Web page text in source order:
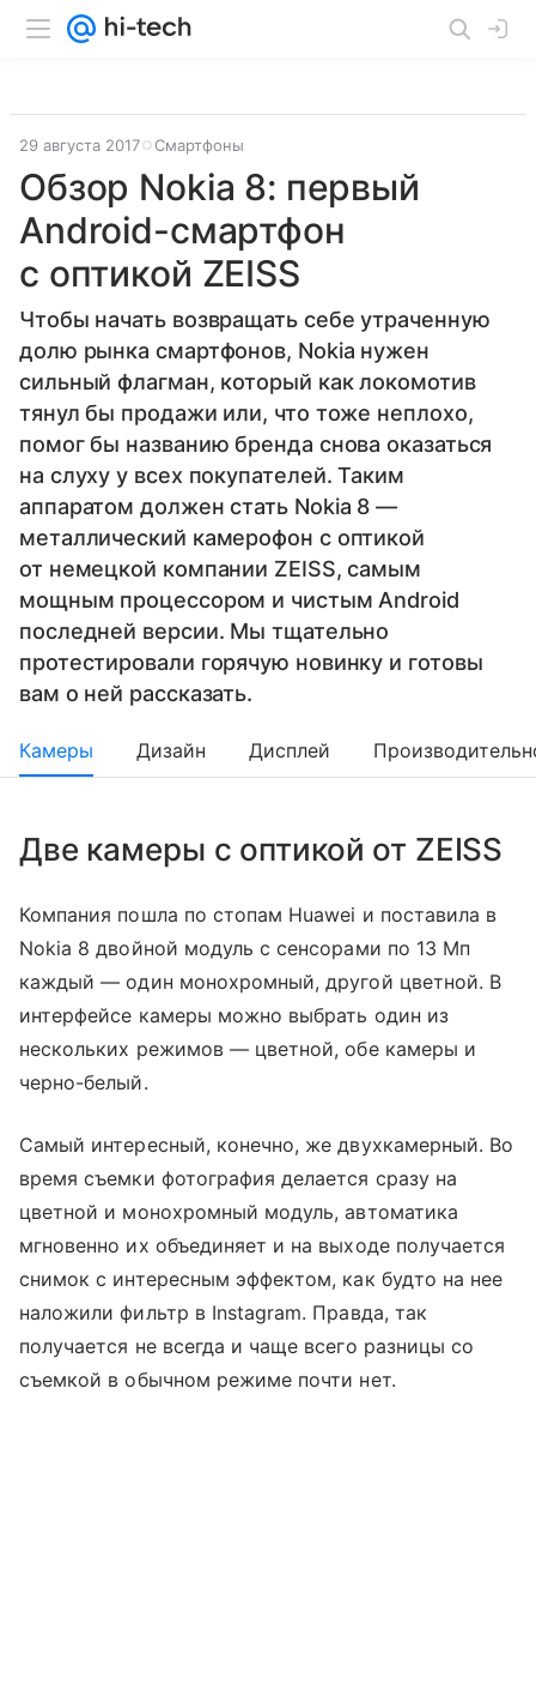
29 августа 2017 Смартфоны
Обзор Nokia 8: первый
Android-смартфон
с оптикой ZEISS
Чтобы начать возвращать себе утраченную
долю рынка смартфонов, Nokia нужен
сильный флагман, который как локомотив
тянул бы продажи или, что тоже неплохо,
помог бы названию бренда снова оказаться
на слуху у всех покупателей. Таким
аппаратом должен стать Nokia 8 —
металлический камерофон с оптикой
от немецкой компании ZEISS, самым
мощным процессором и чистым Android
последней версии. Мы тщательно
протестировали горячую новинку и готовы
вам о ней рассказать.
Камеры Дизайн Дисплей
Две камеры с оптикой от ZEISS
Компания пошла по стопам Huawei и поставила в
Nokia 8 двойной модуль с сенсорами по 13 Мп
каждый — один монохромный, другой цветной. В
интерфейсе камеры можно выбрать один из
нескольких режимов — цветной, обе камеры и
черно-белый.
Самый интересный, конечно, же двухкамерный. Во
время съемки фотография делается сразу на
цветной и монохромный модуль, автоматика
мгновенно их объединяет и на выходе получается
снимок с интересным эффектом, как будто на нее
наложили фильтр в Instagram. Правда, так
получается не всегда и чаще всего разницы со
съемкой в обычном режиме почти нет.